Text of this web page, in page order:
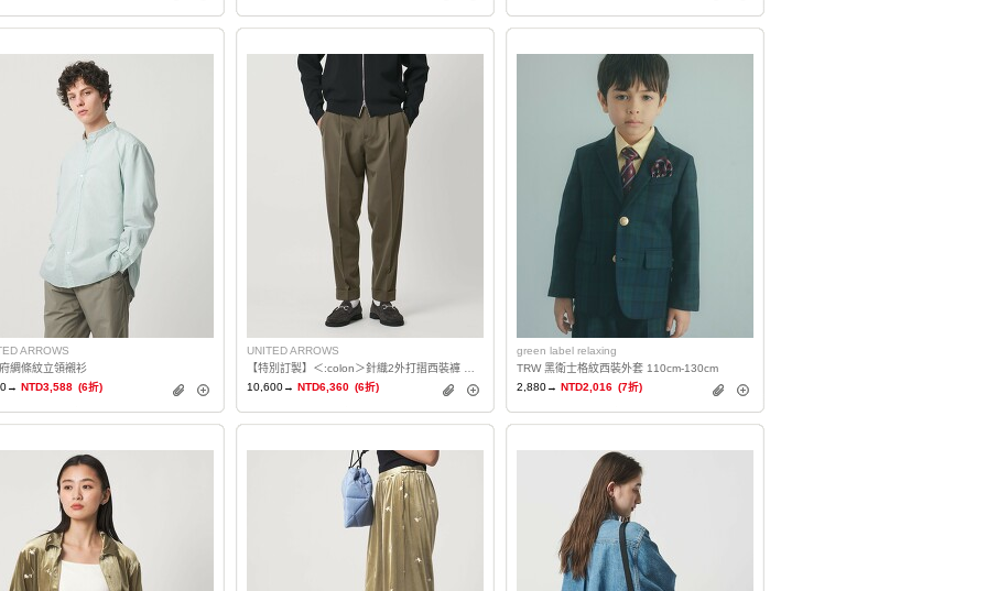
ARROWS
綢條紋立領襯衫
NTD3,588 (6折)
UNITED ARROWS
10,600→ NTD6,360 (6折)
green label relaxing
TRW 黑衛士格紋西裝外套 110cm-130cm
2,880→ NTD2,016 (7折)